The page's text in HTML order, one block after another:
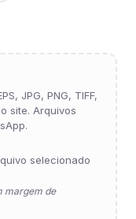
JPG, PNG, TIFF,
site. Arquivos
selecionado
margem de